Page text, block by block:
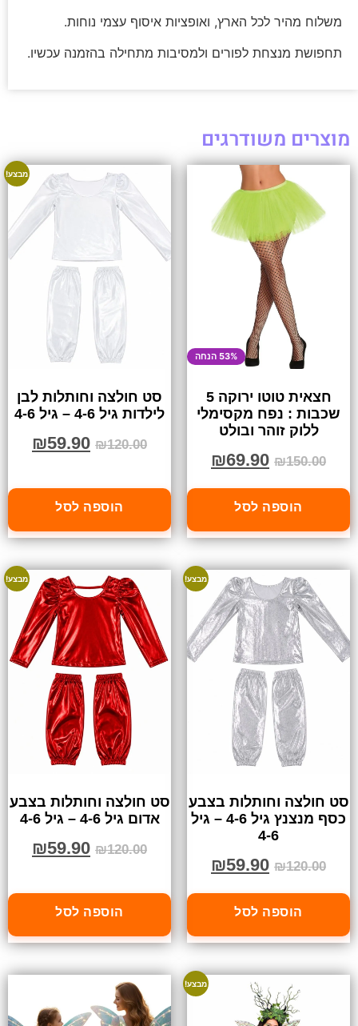
משלוח מהיר לכל הארץ, ואופציות איסוף עצמי נוחות.
תחפושת מנצחת לפורים ולמסיבות מתחילה בהזמנה עכשיו.
מוצרים משודרגים
53% הנחה
חצאית טוטו ירוקה 5
שכבות : נפח מקסימלי
ללוק זוהר ובולט
₪150.00
₪69.90
הוספה לסל
מבצע!
סט חולצה וחותלות לבן
לילדות גיל 4-6 – גיל 4-6
₪120.00
₪59.90
הוספה לסל
מבצע!
סט חולצה וחותלות בצבע
כסף מנצנץ גיל 4-6 – גיל
4-6
₪120.00
₪59.90
הוספה לסל
מבצע!
סט חולצה וחותלות בצבע
אדום גיל 4-6 – גיל 4-6
₪120.00
₪59.90
הוספה לסל
מבצע!